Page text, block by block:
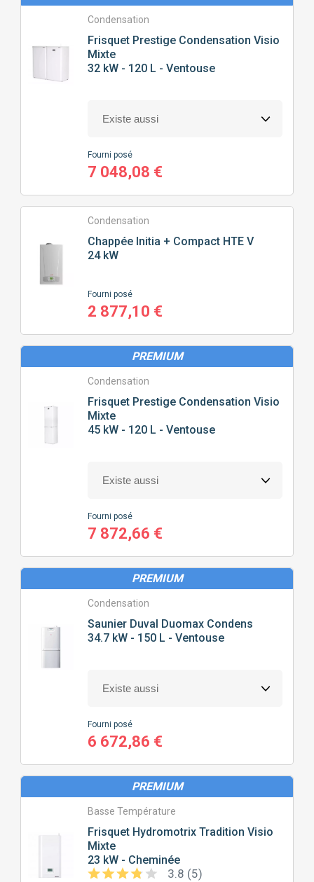
Condensation
Frisquet Prestige Condensation Visio
Mixte
32 kW - 120 L - Ventouse
Fourni posé
7 048,08 €
Condensation
Chappée Initia + Compact HTE V
24 kW
Fourni posé
2 877,10 €
PREMIUM
Condensation
Frisquet Prestige Condensation Visio
Mixte
45 kW - 120 L - Ventouse
Fourni posé
7 872,66 €
PREMIUM
Condensation
Saunier Duval Duomax Condens
34.7 kW - 150 L - Ventouse
Fourni posé
6 672,86 €
PREMIUM
Basse Température
Frisquet Hydromotrix Tradition Visio
Mixte
23 kW - Cheminée
3.8 (5)